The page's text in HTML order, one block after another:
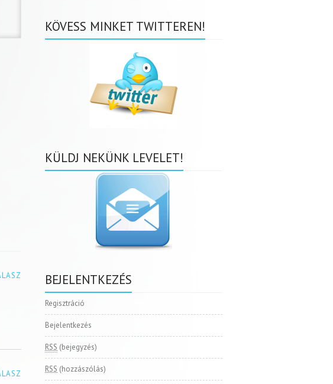
KÖVESS MINKET TWITTEREN!
KÜLDJ NEKÜNK LEVELET!
BEJELENTKEZÉS
Regisztráció
Bejelentkezés
RSS (bejegyzés)
RSS (hozzászólás)